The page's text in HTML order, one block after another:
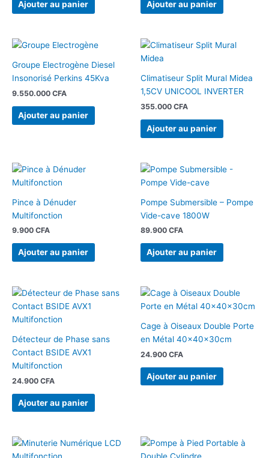
Ajouter au panier Ajouter au panier
Groupe Electrogène Diesel
Insonorisé Perkins 45Kva
9.550.000 CFA
Ajouter au panier
Climatiseur Split Mural Midea
1,5CV UNICOOL INVERTER
355.000 CFA
Ajouter au panier
Pince à Dénuder
Multifonction
9.900 CFA
Ajouter au panier
Pompe Submersible – Pompe
Vide-cave 1800W
89.900 CFA
Ajouter au panier
Détecteur de Phase sans
Contact BSIDE AVX1
Multifonction
24.900 CFA
Ajouter au panier
Cage à Oiseaux Double Porte
en Métal 40x40x30cm
24.900 CFA
Ajouter au panier